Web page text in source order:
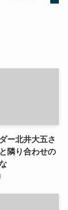
ー北井大五さ
隣り合わせの